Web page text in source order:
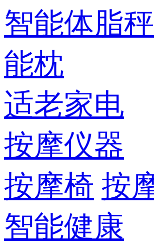
智能体脂秤
能枕
适老家电
按摩仪器
按摩椅 按
智能健康